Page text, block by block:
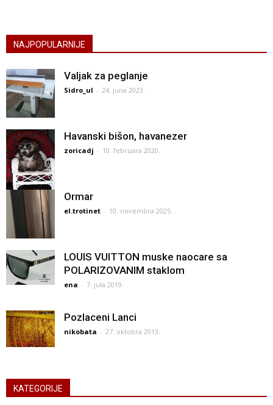
NAJPOPULARNIJE
Valjak za peglanje
Sidro_ul - 24. juna 2023.
Havanski bišon, havanezer
zoricadj - 10. februara 2020.
Ormar
el.trotinet - 10. novembra 2025.
LOUIS VUITTON muske naocare sa
POLARIZOVANIM staklom
ena - 7. jula 2019.
Pozlaceni Lanci
nikobata - 27. oktobra 2013.
KATEGORIJE